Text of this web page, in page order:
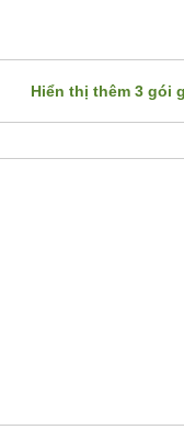
Hiển thị thêm 3 gói